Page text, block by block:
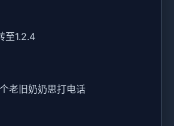
至1.2.4
老旧奶奶思打电话